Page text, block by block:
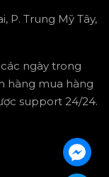
P. Trung Mỹ Tây,
các ngày trong
hàng mua hàng
support 24/24.